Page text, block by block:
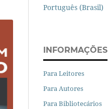
Português (Brasil)
INFORMAÇÕES
Para Leitores
Para Autores
Para Bibliotecários